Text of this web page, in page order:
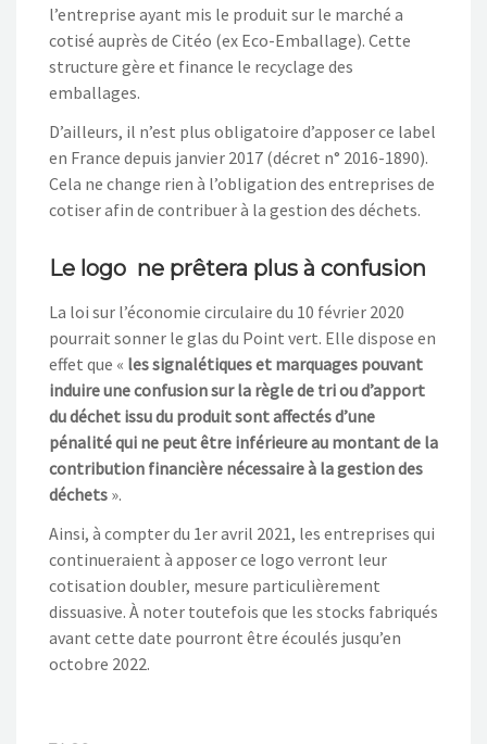
l’entreprise ayant mis le produit sur le marché a
cotisé auprès de Citéo (ex Eco-Emballage). Cette
structure gère et finance le recyclage des
emballages.
D’ailleurs, il n’est plus obligatoire d’apposer ce label
en France depuis janvier 2017 (décret n° 2016-1890).
Cela ne change rien à l’obligation des entreprises de
cotiser afin de contribuer à la gestion des déchets.
Le logo ne prêtera plus à confusion
La loi sur l’économie circulaire du 10 février 2020
pourrait sonner le glas du Point vert. Elle dispose en
effet que « les signalétiques et marquages pouvant
induire une confusion sur la règle de tri ou d’apport
du déchet issu du produit sont affectés d’une
pénalité qui ne peut être inférieure au montant de la
contribution financière nécessaire à la gestion des
déchets ».
Ainsi, à compter du 1er avril 2021, les entreprises qui
continueraient à apposer ce logo verront leur
cotisation doubler, mesure particulièrement
dissuasive. À noter toutefois que les stocks fabriqués
avant cette date pourront être écoulés jusqu’en
octobre 2022.